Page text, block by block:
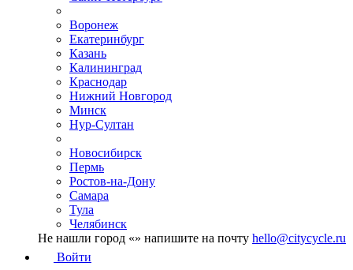
Воронеж
Екатеринбург
Казань
Калининград
Краснодар
Нижний Новгород
Минск
Нур-Султан
Новосибирск
Пермь
Ростов-на-Дону
Самара
Тула
Челябинск
Не нашли город «» напишите на почту hello@citycycle.ru
Войти